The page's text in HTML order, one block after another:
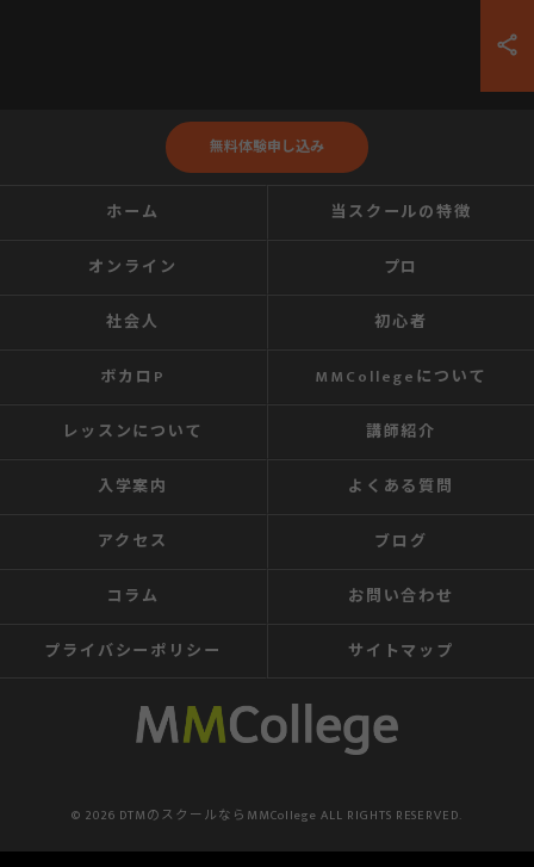
無料体験申し込み
ホーム 当スクールの特徴
オンライン プロ
社会人 初心者
ボカロP MMCollegeについて
レッスンについて 講師紹介
入学案内 よくある質問
アクセス ブログ
コラム お問い合わせ
プライバシーポリシー サイトマップ
© 2026 DTMのスクールならMMCollege ALL RIGHTS RESERVED.